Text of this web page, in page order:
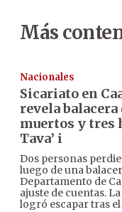
Más
Nacionales
Sicariato en
revela balacera
muertos y tres
Tava’ i
Dos personas
luego de una
Departamento de
ajuste de cuentas.
logró escapar tras